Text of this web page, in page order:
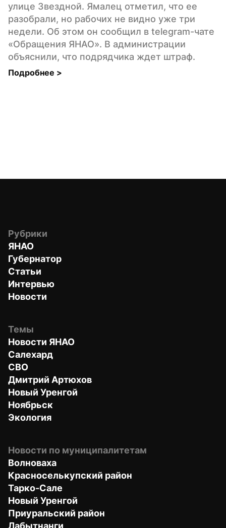
улице Звездной. Ямалец отметил, что ее
разобрали, но рабочих не видно уже три
недели. Об этом он сообщил в telegram-чате
«Обращения ЯНАО». В администрации
объяснили, что подрядчика ждет штраф.
Подробнее >
Рубрики
ЯНАО
Губернатор
Статьи
Интервью
Новости
Темы
Новости ЯНАО
Салехард
СВО
Дмитрий Артюхов
Новый Уренгой
Ноябрьск
Экология
Новости по муниципалитетам
Волноваха
Красноселькупский район
Тарко-Сале
Новый Уренгой
Приуральский район
Лабытнанги